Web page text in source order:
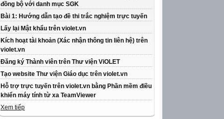
đồng bộ với danh mục SGK
Bài 1: Hướng dẫn tạo đề thi trắc nghiệm trực tuyến
Lấy lại Mật khẩu trên violet.vn
Kích hoạt tài khoản (Xác nhận thông tin liên hệ) trên
violet.vn
Đăng ký Thành viên trên Thư viện ViOLET
Tạo website Thư viện Giáo dục trên violet.vn
Hỗ trợ trực tuyến trên violet.vn bằng Phần mềm điều
khiển máy tính từ xa TeamViewer
Xem tiếp